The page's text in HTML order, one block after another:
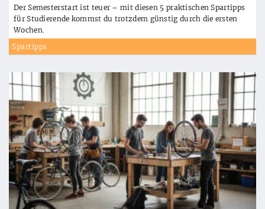
Der Semesterstart ist teuer – mit diesen 5 praktischen Spartipps
für Studierende kommst du trotzdem günstig durch die ersten
Wochen.
Spartipps